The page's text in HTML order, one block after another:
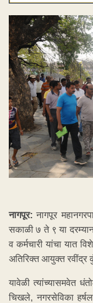
नागपूर: नागपूर
सकाळी ७ ते ९ या
व कर्मचारी यांचा यात
अतिरिक्त आयुक्त रवींद्र
यावेळी त्यांच्यासमवेत
चिखले, नगरसेविका